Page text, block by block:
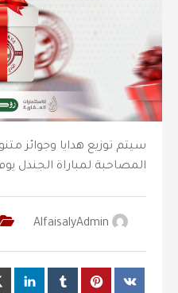
سيتم توزيع هدايا وجوائز
المصاحبة لمباراة الجندل يوم الأربعاء
AlfaisalyAdmin